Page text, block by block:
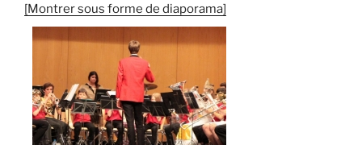
[Montrer sous forme de diaporama]